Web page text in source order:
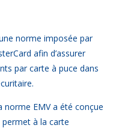
norme imposée par
afin d’assurer
par carte à puce dans
norme EMV a été conçue
à la carte